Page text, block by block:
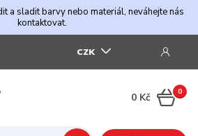
a sladit barvy nebo materiál, neváhejte nás
kontaktovat.
CZK
0
0 Kč